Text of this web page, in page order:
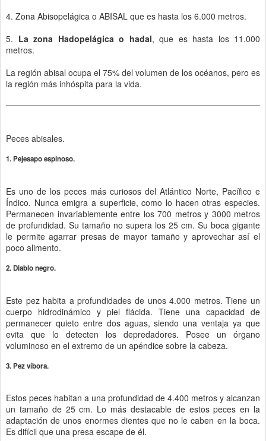
4. Zona Abisopelágica o ABISAL que es hasta los 6.000 metros.
5. La zona Hadopelágica o hadal, que es hasta los 11.000
metros.
La región abisal ocupa el 75% del volumen de los océanos, pero es
la región más inhóspita para la vida.
Peces abisales.
1. Pejesapo espinoso.
Es uno de los peces más curiosos del Atlántico Norte, Pacífico e
Índico. Nunca emigra a superficie, como lo hacen otras especies.
Permanecen invariablemente entre los 700 metros y 3000 metros
de profundidad. Su tamaño no supera los 25 cm. Su boca gigante
le permite agarrar presas de mayor tamaño y aprovechar así el
poco alimento.
2. Diablo negro.
Este pez habita a profundidades de unos 4.000 metros. Tiene un
cuerpo hidrodinámico y piel flácida. Tiene una capacidad de
permanecer quieto entre dos aguas, siendo una ventaja ya que
evita que lo detecten los depredadores. Posee un órgano
voluminoso en el extremo de un apéndice sobre la cabeza.
3. Pez víbora.
Estos peces habitan a una profundidad de 4.400 metros y alcanzan
un tamaño de 25 cm. Lo más destacable de estos peces en la
adaptación de unos enormes dientes que no le caben en la boca.
Es difícil que una presa escape de él.